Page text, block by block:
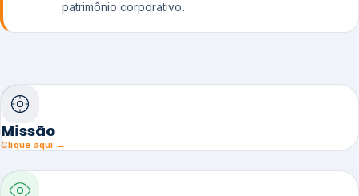
patrimônio corporativo.
Missão
Clique aqui →